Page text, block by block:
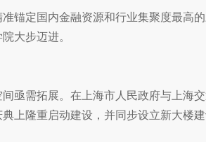
锚定国内金融资源和行业集聚度最高
大步迈进。
亟需拓展。在上海市人民政府与上海
上隆重启动建设，并同步设立新大楼建